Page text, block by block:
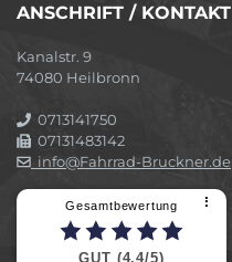
ANSCHRIFT / KONTAKT
Kanalstr. 9
74080 Heilbronn
0713141750
07131483142
info@Fahrrad-Bruckner.de
Gesamtbewertung ⠇
GUT (4,4/5)